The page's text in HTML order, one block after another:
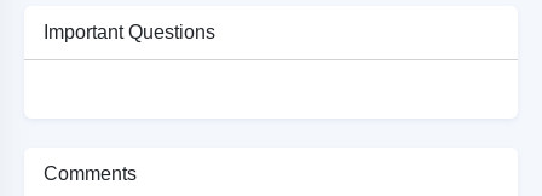
Important Questions
Comments